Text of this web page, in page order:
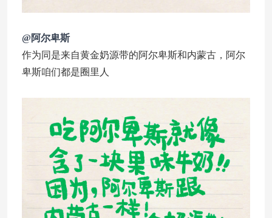
@阿尔卑斯
作为同是来自黄金奶源带的阿尔卑斯和内蒙古，阿尔
卑斯咱们都是圈里人